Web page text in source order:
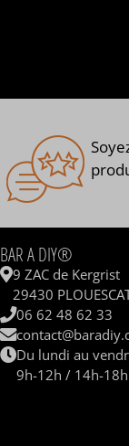
BAR A DIY®
9 ZAC de Kergrist
29430
06 62 48 62 33
Du lundi au
9h-12h / 14h-18h